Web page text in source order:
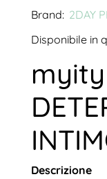
Brand: 2DAY
Disponibile in
myity
Descrizione